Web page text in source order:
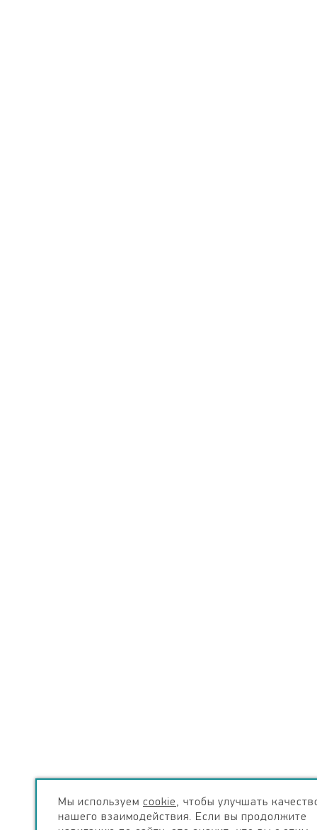
Мы используем cookie, чтобы улучшать
нашего взаимодействия. Если вы продолжите